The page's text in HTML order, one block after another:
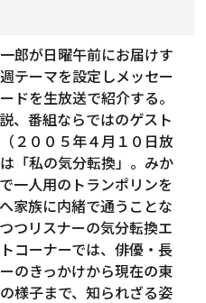
郎が日曜午前にお届けす
テーマを設定しメッセー
ドを生放送で紹介する。
、番組ならではのゲスト
２００５年４月１０日放
「私の気分転換」。みか
一人用のトランポリンを
家族に内緒で通うことな
つリスナーの気分転換エ
コーナーでは、俳優・長
のきっかけから現在の東
様子まで、知られざる姿